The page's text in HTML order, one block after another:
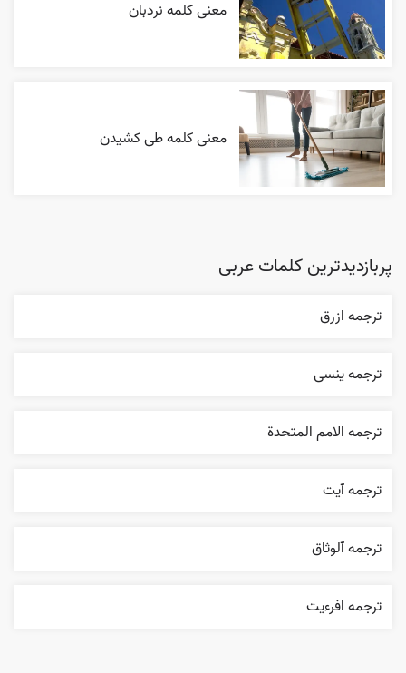
معنی کلمه نردبان
معنی کلمه طی کشیدن
پربازدیدترین کلمات عربی
ترجمه ازرق
ترجمه ینسی
ترجمه الامم المتحدة
ترجمه ٱیت
ترجمه ٱلوثاق
ترجمه افرءيت